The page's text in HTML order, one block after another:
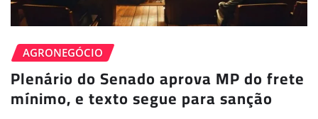
AGRONEGÓCIO
Plenário do Senado aprova MP do frete
mínimo, e texto segue para sanção